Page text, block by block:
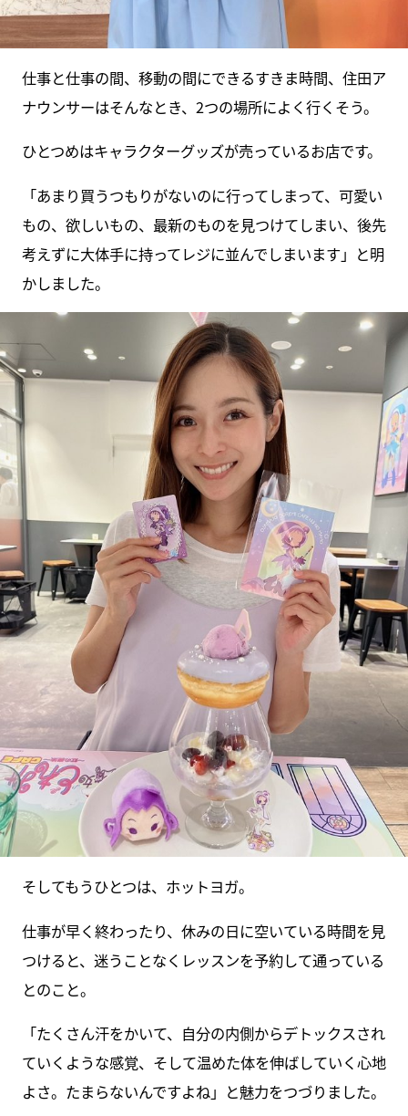
仕事と仕事の間、移動の間にできるすきま時間、住田ア
ナウンサーはそんなとき、2つの場所によく行くそう。
ひとつめはキャラクターグッズが売っているお店です。
「あまり買うつもりがないのに行ってしまって、可愛い
もの、欲しいもの、最新のものを見つけてしまい、後先
考えずに大体手に持ってレジに並んでしまいます」と明
かしました。
そしてもうひとつは、ホットヨガ。
仕事が早く終わったり、休みの日に空いている時間を見
つけると、迷うことなくレッスンを予約して通っている
とのこと。
「たくさん汗をかいて、自分の内側からデトックスされ
ていくような感覚、そして温めた体を伸ばしていく心地
よさ。たまらないんですよね」と魅力をつづりました。